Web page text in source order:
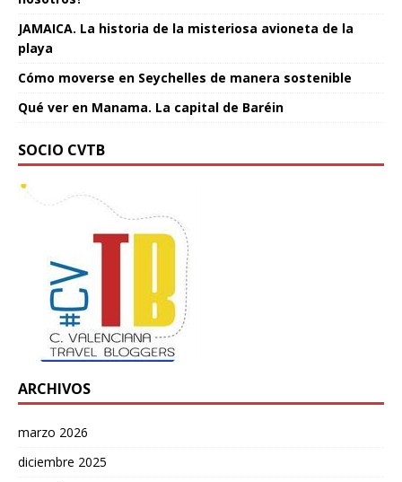
JAMAICA. La historia de la misteriosa avioneta de la
playa
Cómo moverse en Seychelles de manera sostenible
Qué ver en Manama. La capital de Baréin
SOCIO CVTB
ARCHIVOS
marzo 2026
diciembre 2025